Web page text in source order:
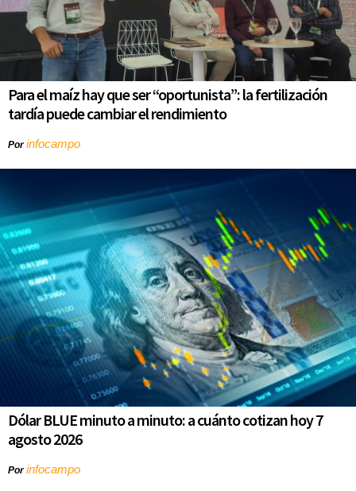
Para el maíz hay que ser “oportunista”: la fertilización
tardía puede cambiar el rendimiento
Porinfocampo
Dólar BLUE minuto a minuto: a cuánto cotizan hoy 7
agosto 2026
Porinfocampo